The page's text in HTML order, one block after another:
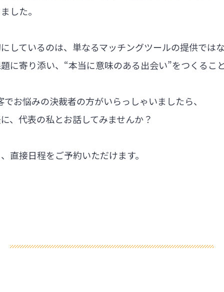
した。
しているのは、単なるマッチングツールの提供では
に寄り添い、“本当に意味のある出会い”をつくるこ
お悩みの決裁者の方がいらっしゃいましたら、
、代表の私とお話してみませんか？
直接日程をご予約いただけます。